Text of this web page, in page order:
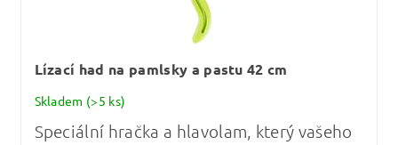
Lízací had na pamlsky a pastu 42 cm
Skladem (>5 ks)
Speciální hračka a hlavolam, který vašeho